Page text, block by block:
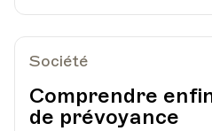
Société
Comprendre
de prévoyance